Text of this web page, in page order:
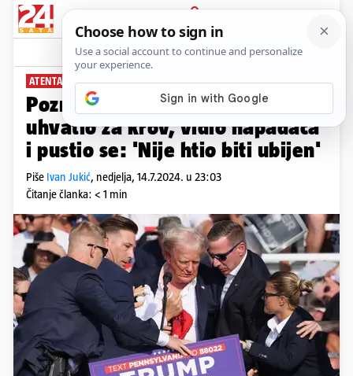
PRIJAVA
News Komentari
ATENTAT NA DONALDA TRUMPA
Poznati novi detalji! Policajac se
uhvatio za krov, vidio napadača
i pustio se: 'Nije htio biti ubijen'
Piše Ivan Jukić, nedjelja, 14.7.2024. u 23:03
Čitanje članka: < 1 min